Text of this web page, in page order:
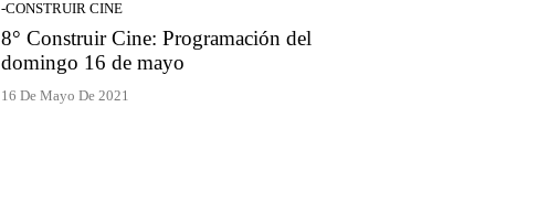
-CONSTRUIR CINE
8° Construir Cine: Programación del
domingo 16 de mayo
16 De Mayo De 2021